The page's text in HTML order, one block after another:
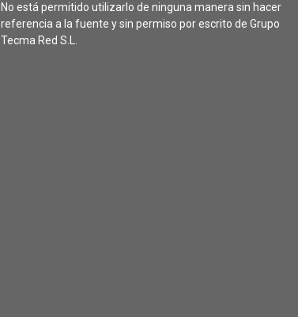
No está permitido utilizarlo de ninguna manera sin hacer
referencia a la fuente y sin permiso por escrito de Grupo
Tecma Red S.L.